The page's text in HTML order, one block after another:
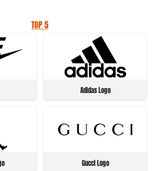
TOP 5
Adidas Logo
Gucci Logo